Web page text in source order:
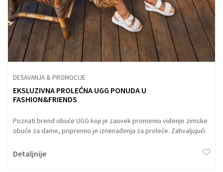
DEŠAVANJA & PROMOCIJE
EKSLUZIVNA PROLEĆNA UGG PONUDA U
FASHION&FRIENDS
Poznati brend obuće UGG koji je zauvek promenio viđenje zimske
obuće za dame, pripremio je iznenađenja za proleće. Zahvaljujući
ekskluzivnu ponudu.
Detaljnije